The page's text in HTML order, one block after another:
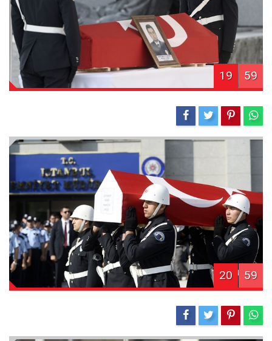
19 59
20 59